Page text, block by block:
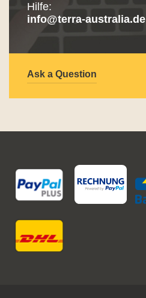
Hilfe:
info@terra-australia.de
Ask a Question